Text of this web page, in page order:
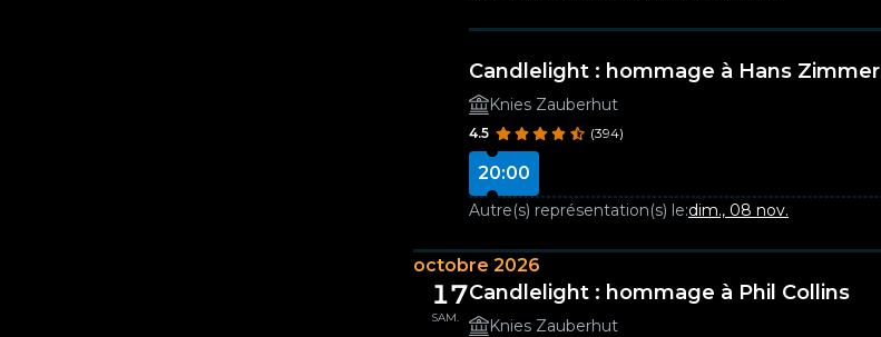
Candlelight : hommage à Hans Zimmer
Knies Zauberhut
4.5 (394)
20:00
Autre(s) représentation(s) le:dim., 08 nov.
octobre 2026
17
SAM.
Candlelight : hommage à Phil Collins
Knies Zauberhut